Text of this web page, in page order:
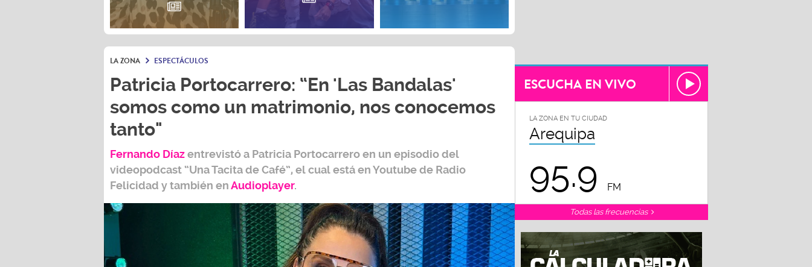
LA ZONA ESPECTÁCULOS
Patricia Portocarrero: “En 'Las Bandalas'
somos como un matrimonio, nos conocemos
tanto"
Fernando Díazentrevistó a Patricia Portocarreroen un episodio del
videopodcast “Una Tacita de Café”, el cual está en Youtube de Radio
Felicidad y también enAudioplayer.
ESCUCHA EN VIVO
LA ZONA EN TU CIUDAD
Arequipa
95.9 FM
Todas las frecuencias